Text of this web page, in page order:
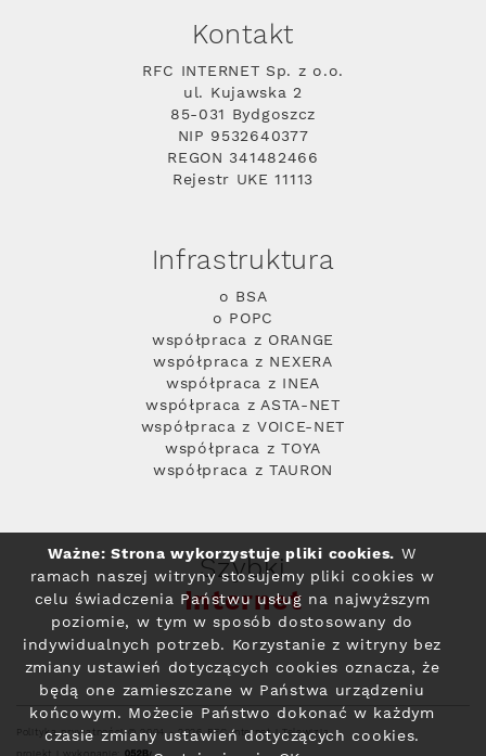
Kontakt
RFC INTERNET Sp. z o.o.
ul. Kujawska 2
85-031 Bydgoszcz
NIP 9532640377
REGON 341482466
Rejestr UKE 11113
Infrastruktura
o BSA
o POPC
współpraca z ORANGE
współpraca z NEXERA
współpraca z INEA
współpraca z ASTA-NET
współpraca z VOICE-NET
współpraca z TOYA
współpraca z TAURON
Szybki
Internet
Polityka prywatności© 2004 - 2026 RFC Internet i Telewizja
Ważne: Strona wykorzystuje pliki cookies. W
ramach naszej witryny stosujemy pliki cookies w
celu świadczenia Państwu usług na najwyższym
poziomie, w tym w sposób dostosowany do
indywidualnych potrzeb. Korzystanie z witryny bez
zmiany ustawień dotyczących cookies oznacza, że
będą one zamieszczane w Państwa urządzeniu
końcowym. Możecie Państwo dokonać w każdym
czasie zmiany ustawień dotyczących cookies.